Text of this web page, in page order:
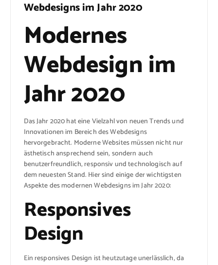
Webdesigns im Jahr 2020
Modernes
Webdesign im
Jahr 2020
Das Jahr 2020 hat eine Vielzahl von neuen Trends und
Innovationen im Bereich des Webdesigns
hervorgebracht. Moderne Websites müssen nicht nur
ästhetisch ansprechend sein, sondern auch
benutzerfreundlich, responsiv und technologisch auf
dem neuesten Stand. Hier sind einige der wichtigsten
Aspekte des modernen Webdesigns im Jahr 2020:
Responsives
Design
Ein responsives Design ist heutzutage unerlässlich, da